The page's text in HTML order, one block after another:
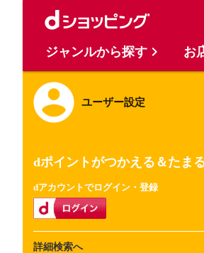
ユーザー設定
dポイントがつかえる＆たま
dアカウントでログイン・登録
詳細検索へ
ジャンルから探す お